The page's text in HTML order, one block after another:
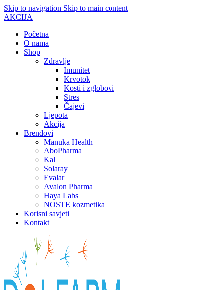
Skip to navigation Skip to main content
AKCIJA
Početna
O nama
Shop
Zdravlje
Imunitet
Krvotok
Kosti i zglobovi
Stres
Čajevi
Ljepota
Akcija
Brendovi
Manuka Health
AboPharma
Kal
Solaray
Evalar
Avalon Pharma
Haya Labs
NOSTE kozmetika
Korisni savjeti
Kontakt